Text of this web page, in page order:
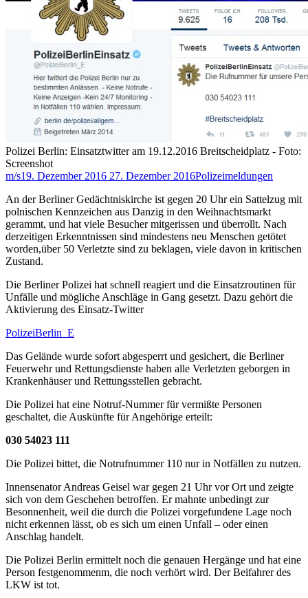
Polizei Berlin: Einsatztwitter am 19.12.2016 Breitscheidplatz - Foto:
Screenshot
m/s19. Dezember 2016 27. Dezember 2016Polizeimeldungen
An der Berliner Gedächtniskirche ist gegen 20 Uhr ein Sattelzug mit
polnischen Kennzeichen aus Danzig in den Weihnachtsmarkt
gerammt, und hat viele Besucher mitgerissen und überrollt. Nach
derzeitigen Erkenntnissen sind mindestens neu Menschen getötet
worden,über 50 Verletzte sind zu beklagen, viele davon in kritischen
Zustand.
Die Berliner Polizei hat schnell reagiert und die Einsatzroutinen für
Unfälle und mögliche Anschläge in Gang gesetzt. Dazu gehört die
Aktivierung des Einsatz-Twitter
PolizeiBerlin_E
Das Gelände wurde sofort abgesperrt und gesichert, die Berliner
Feuerwehr und Rettungsdienste haben alle Verletzten geborgen in
Krankenhäuser und Rettungsstellen gebracht.
Die Polizei hat eine Notruf-Nummer für vermißte Personen
geschaltet, die Auskünfte für Angehörige erteilt:
030 54023 111
Die Polizei bittet, die Notrufnummer 110 nur in Notfällen zu nutzen.
Innensenator Andreas Geisel war gegen 21 Uhr vor Ort und zeigte
sich von dem Geschehen betroffen. Er mahnte unbedingt zur
Besonnenheit, weil die durch die Polizei vorgefundene Lage noch
nicht erkennen lässt, ob es sich um einen Unfall – oder einen
Anschlag handelt.
Die Polizei Berlin ermittelt noch die genauen Hergänge und hat eine
Person festgenommenm, die noch verhört wird. Der Beifahrer des
LKW ist tot.